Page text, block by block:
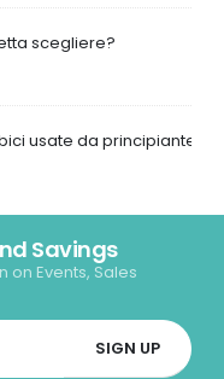
scegliere?
usate da principiante
Savings
on Events, Sales